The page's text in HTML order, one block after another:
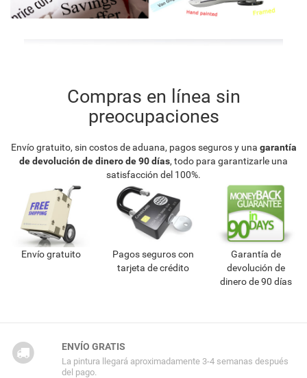
Compras en línea sin
preocupaciones
Envío gratuito, sin costos de aduana, pagos seguros y una garantía
de devolución de dinero de 90 días, todo para garantizarle una
satisfacción del 100%.
Envío gratuito
Pagos seguros con
tarjeta de crédito
Garantía de
devolución de
dinero de 90 días
ENVÍO GRATIS
La pintura llegará aproximadamente 3-4 semanas después
del pago.